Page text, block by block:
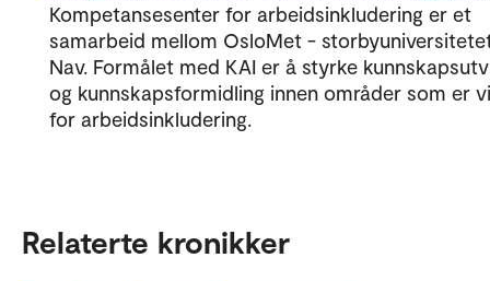
Kompetansesenter for arbeidsinkludering er et
samarbeid mellom OsloMet -
Nav. Formålet med KAI er å styrke
og kunnskapsformidling innen områder som er
for arbeidsinkludering.
Relaterte kronikker